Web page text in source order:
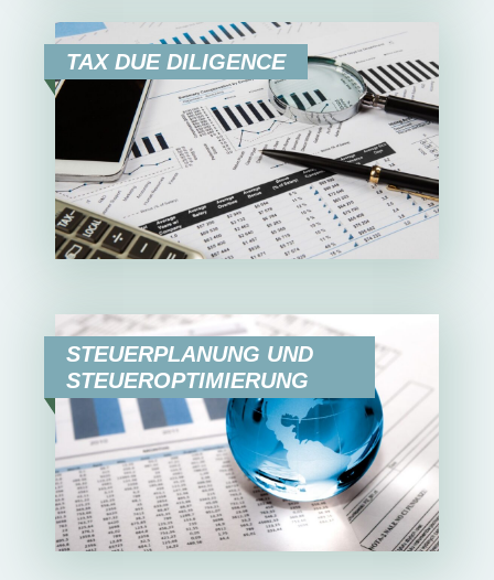
TAX DUE DILIGENCE
STEUERPLANUNG UND
STEUEROPTIMIERUNG